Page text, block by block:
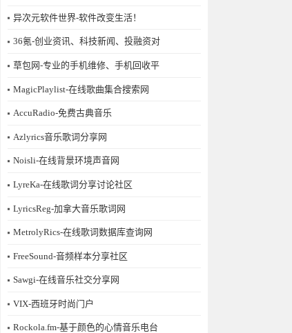
异次元软件世界-软件改变生活！
36氪-创业资讯、科技新闻、投融资对
草包网-专业的手机维修、手机回收平
MagicPlaylist-在线歌曲集合搜索网
AccuRadio-免费古典音乐
Azlyrics音乐歌词分享网
Noisli-在线背景环境声音网
LyreKa-在线歌词分享讨论社区
LyricsReg-加拿大音乐歌词网
MetrolyRics-在线歌词数据库查询网
FreeSound-音频样本分享社区
Sawgi-在线音乐社交分享网
​VIX-西班牙时尚门户
Rockola.fm-基于颜色的心情音乐电台